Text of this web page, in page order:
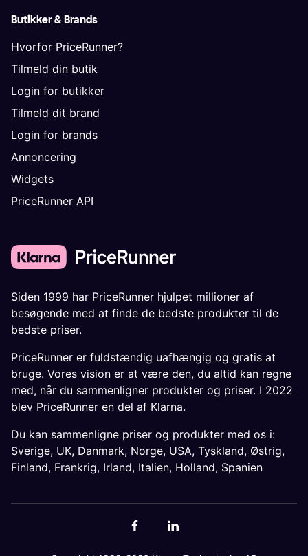
Butikker & Brands
Hvorfor PriceRunner?
Tilmeld din butik
Login for butikker
Tilmeld dit brand
Login for brands
Annoncering
Widgets
PriceRunner API
Siden 1999 har PriceRunner hjulpet millioner af
besøgende med at finde de bedste produkter til de
bedste priser.
PriceRunner er fuldstændig uafhængig og gratis at
bruge. Vores vision er at være den, du altid kan regne
med, når du sammenligner produkter og priser. I 2022
blev PriceRunner en del af Klarna.
Du kan sammenligne priser og produkter med os i:
Sverige, UK, Danmark, Norge, USA, Tyskland, Østrig,
Finland, Frankrig, Irland, Italien, Holland, Spanien